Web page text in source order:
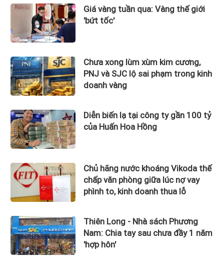
Giá vàng tuần qua: Vàng thế giới
'bứt tốc'
Chưa xong lùm xùm kim cương,
PNJ và SJC lộ sai phạm trong kinh
doanh vàng
Diễn biến lạ tại công ty gần 100 tỷ
của Huấn Hoa Hồng
Chủ hãng nước khoáng Vikoda thế
chấp văn phòng giữa lúc nợ vay
phình to, kinh doanh thua lỗ
Thiên Long - Nhà sách Phương
Nam: Chia tay sau chưa đầy 1 năm
'hợp hôn'